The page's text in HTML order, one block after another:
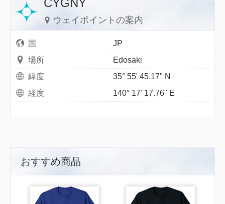
CYGNY
ウェイポイントの案内
国
JP
場所
Edosaki
緯度
35° 55' 45.17" N
経度
140° 17' 17.76" E
おすすめ商品